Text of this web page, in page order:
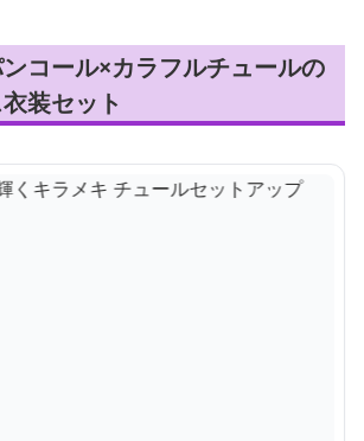
コール×カラフルチュールの
装セット